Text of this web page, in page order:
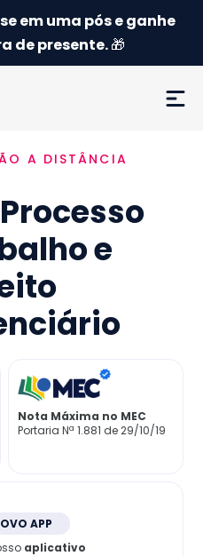
em uma pós e ganhe
de presente.🎁
A DISTÂNCIA
e
Nota Máxima no MEC
Portaria Nª 1.881 de 29/10/19
APP
aplicativo